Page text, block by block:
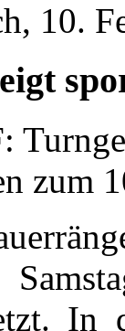
10.
zum